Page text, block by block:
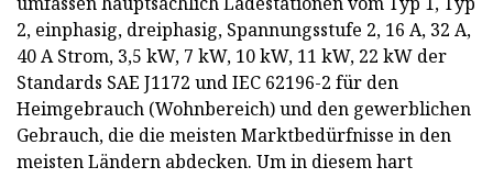
2, einphasig, dreiphasig, Spannungsstufe 2, 16 A, 32 A,
40 A Strom, 3,5 kW, 7 kW, 10 kW, 11 kW, 22 kW der
Standards SAE J1172 und IEC 62196-2 für den
Heimgebrauch (Wohnbereich) und den gewerblichen
Gebrauch, die die meisten Marktbedürfnisse in den
meisten Ländern abdecken. Um in diesem hart